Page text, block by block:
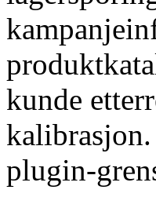
kunde
plugin-